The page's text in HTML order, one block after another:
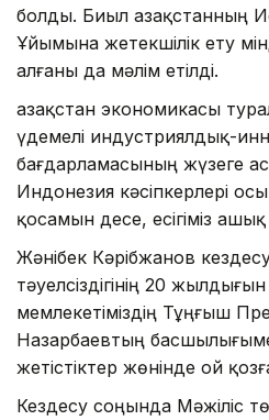
болды. Биыл Қазақстанның
Ұйымына жетекшілік ету
алғаны да мәлім етілді.
Қазақстан экономикасы
үдемелі индустриялдық-
бағдарламасының жүзеге
Индонезия кәсіпкерлері
қосамын десе, есігіміз
Жә­ні­бек Кәрібжанов
тәуелсіздігінің 20
мемлекетіміздің Тұңғыш
Назарбаевтың
жетістіктер жөнінде ой
Кездесу соңында Мәжіліс